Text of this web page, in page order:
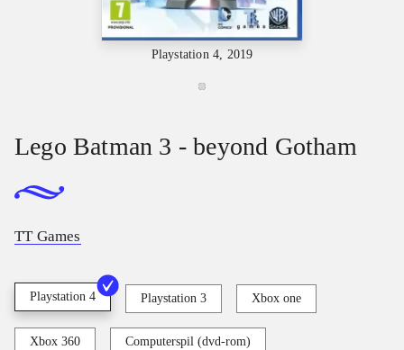
Playstation 4, 2019
Lego Batman 3 - beyond Gotham
TT Games
Playstation 4 Playstation 3 Xbox one
Xbox 360 Computerspil (dvd-rom)